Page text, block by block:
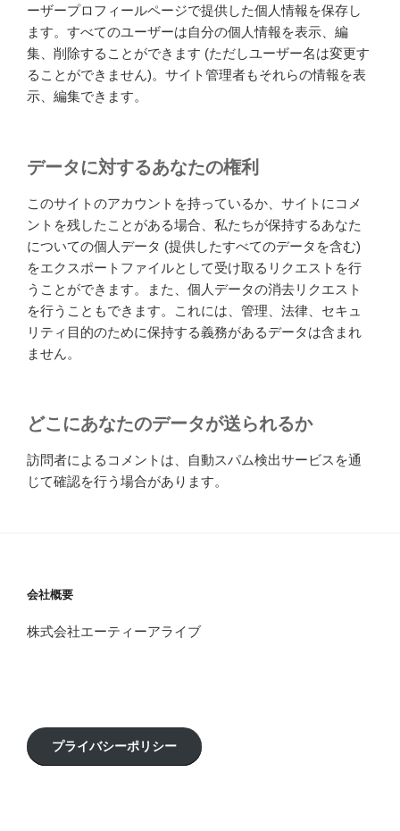
ーザープロフィールページで提供した個人情報を保存し
ます。すべてのユーザーは自分の個人情報を表示、編
集、削除することができます (ただしユーザー名は変更す
ることができません)。サイト管理者もそれらの情報を表
示、編集できます。
データに対するあなたの権利
このサイトのアカウントを持っているか、サイトにコメ
ントを残したことがある場合、私たちが保持するあなた
についての個人データ (提供したすべてのデータを含む)
をエクスポートファイルとして受け取るリクエストを行
うことができます。また、個人データの消去リクエスト
を行うこともできます。これには、管理、法律、セキュ
リティ目的のために保持する義務があるデータは含まれ
ません。
どこにあなたのデータが送られるか
訪問者によるコメントは、自動スパム検出サービスを通
じて確認を行う場合があります。
会社概要
株式会社エーティーアライブ
プライバシーポリシー